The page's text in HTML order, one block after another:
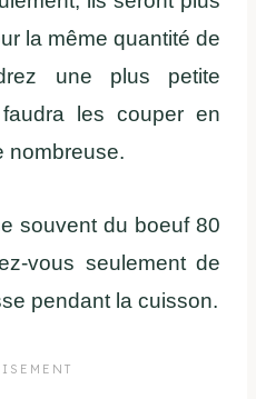
la même quantité de
une plus petite
les couper en
nombreuse.
souvent du boeuf 80
vous seulement de
pendant la cuisson.